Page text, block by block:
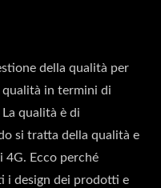
della qualità per
qualità in termini di
qualità è di
si tratta della qualità e
4G. Ecco perché
i design dei prodotti e